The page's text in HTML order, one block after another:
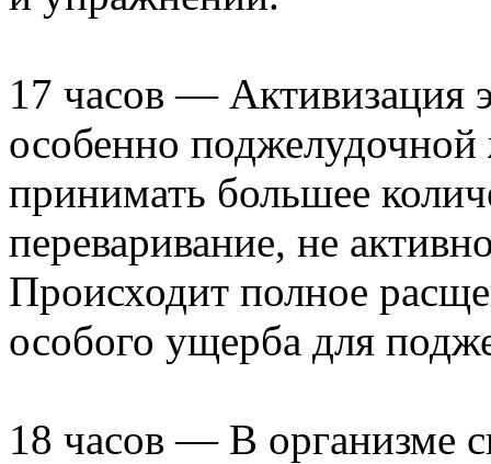
17 часов — Активизация
особенно
принимать большее
переваривание, не
Происходит полное
особого ущерба для
18 часов — В организме